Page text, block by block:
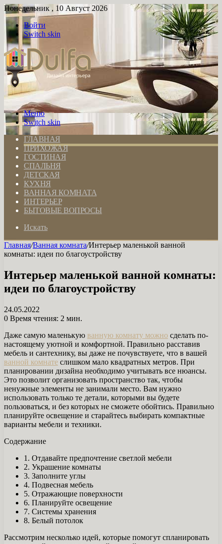
Понедельник , 10 Август 2026
Войти
Switch skin
Меню
Switch skin
ГЛАВНАЯ
ПРИХОЖАЯ
ГОСТИНАЯ
СПАЛЬНЯ
ДЕТСКАЯ
КУХНЯ
ВАННАЯ КОМНАТА
ИНТЕРЬЕР
БЫТОВЫЕ ВОПРОСЫ
Искать
Главная/Ванная комната/Интерьер маленькой ванной
комнаты: идеи по благоустройству
Интерьер маленькой ванной комнаты:
идеи по благоустройству
24.05.2022
0 Время чтения: 2 мин.
Даже самую маленькую ванную комнату можно сделать по-
настоящему уютной и комфортной. Правильно расставив
мебель и сантехнику, вы даже не почувствуете, что в вашей
ванной комнате слишком мало квадратных метров. При
планировании дизайна необходимо учитывать все нюансы.
Это позволит организовать пространство так, чтобы
ненужные элементы не занимали место. Вам нужно
использовать только те детали, которыми вы будете
пользоваться, и без которых не сможете обойтись. Правильно
планируйте освещение и старайтесь выбирать компактные
варианты мебели и техники.
Содержание
1. Отдавайте предпочтение светлой мебели
2. Украшение комнаты
3. Заполните углы
4. Подвесная мебель
5. Отражающие поверхности
6. Планируйте освещение
7. Системы хранения
8. Белый потолок
Рассмотрим несколько идей, которые помогут спланировать